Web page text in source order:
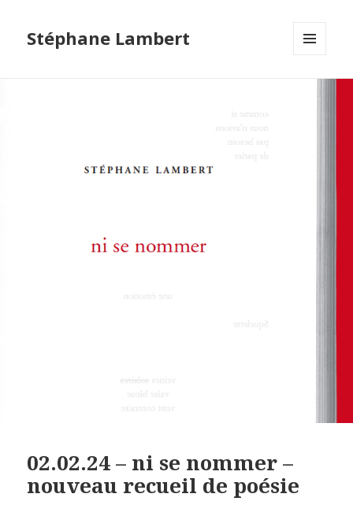
Stéphane Lambert
02.02.24 – ni se nommer –
nouveau recueil de poésie